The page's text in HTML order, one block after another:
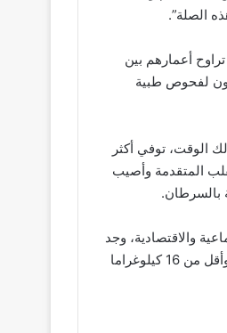
الصلة”.
أعمارهم بين
خضع المشاركون لفحوص طبية
الوقت، توفي أكثر
المتقدمة وأصيب
بالسرطان.
والاقتصادية، وجد
الباحثون أن ضعف العضلات، الذي يُعرف بأنه مقياس قوة القبضة بأقل من 26 كيلوغراما للرجال وأقل من 16 كيلوغراما